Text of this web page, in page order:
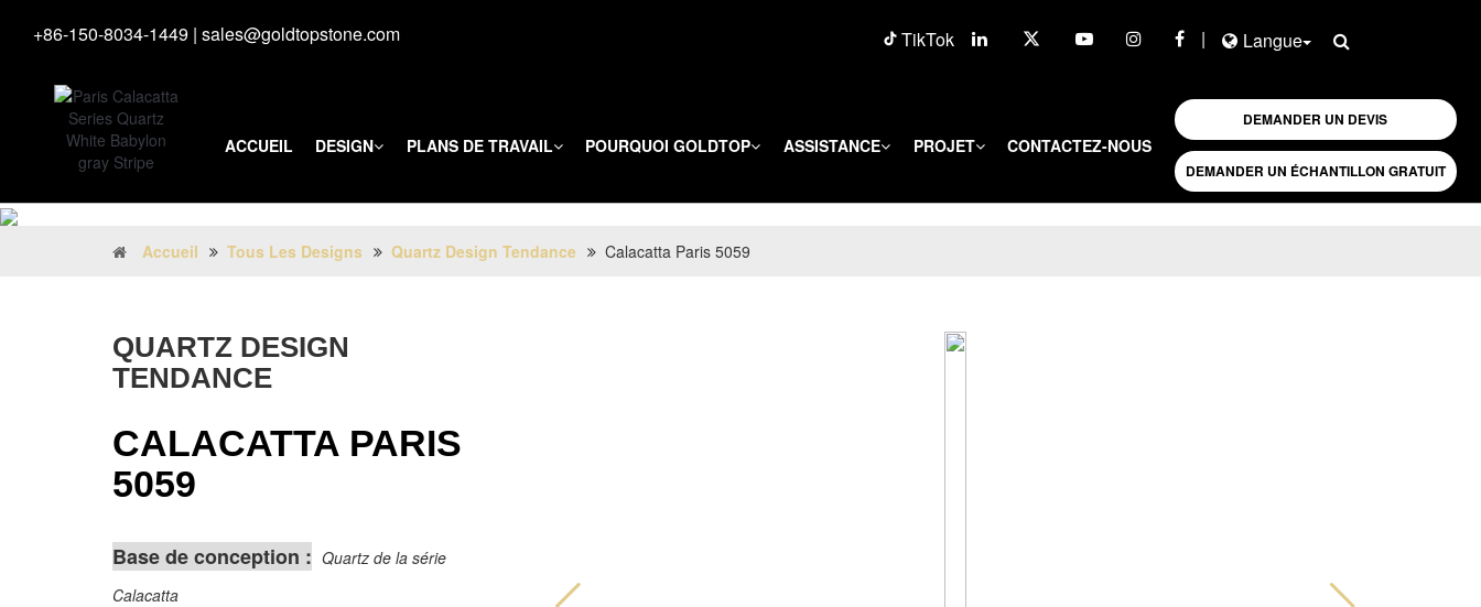
+86-150-8034-1449 | sales@goldtopstone.com TikTok | Langue
ACCUEIL DESIGN PLANS DE TRAVAIL POURQUOI GOLDTOP ASSISTANCE PROJET CONTACTEZ-NOUS
DEMANDER UN DEVIS
DEMANDER UN ÉCHANTILLON GRATUIT
Accueil Tous Les Designs Quartz Design Tendance Calacatta Paris 5059
QUARTZ DESIGN
TENDANCE
CALACATTA PARIS
5059
Base de conception : Quartz de la série
Calacatta